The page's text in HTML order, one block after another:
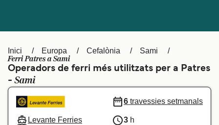
Ελλάδα Belgique (FR)
Polska Deutschland
Schweiz (DE) Norge
Inici Europa Cefalònia Sami
Ferri Patres a Sami
Operadors de ferri més utilitzats per a Patres
-Sami
Levante Ferries
6 travessies setmanals
3 h